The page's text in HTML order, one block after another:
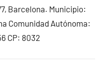
Barcelona. Municipio:
Comunidad Autónoma:
CP: 8032